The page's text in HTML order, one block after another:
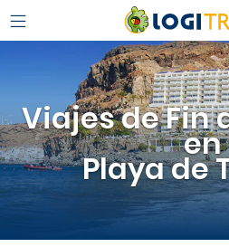
Viajes de Fin
en
Playa de